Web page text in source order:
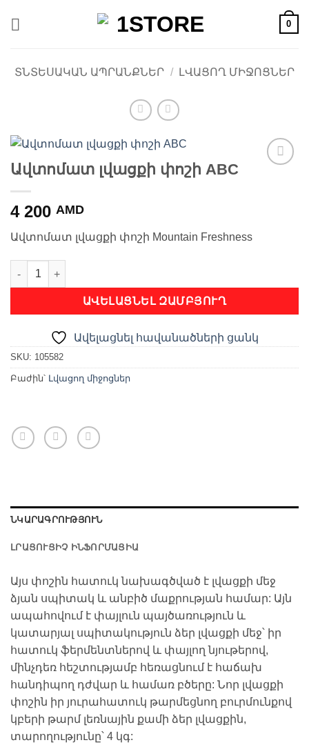
0
ՏՆՏԵՍԱԿԱՆ ԱՊՐԱՆՔՆԵՐ / ԼՎԱՑՈՂ ՄԻՋՈՑՆԵՐ
Ավելացնել
Ավտոմատ լվացքի փոշի ABC
4 200 AMD
Ավտոմատ լվացքի փոշի Mountain Freshness
Ավտոմատ լվացքի փոշի ABC quantity
ԱՎԵԼԱՑՆԵԼ ԶԱՄԲՅՈՒՂ
Ավելացնել հավանածների ցանկ
SKU: 105582
Բաժին՝ Լվացող միջոցներ
ՆԿԱՐԱԳՐՈՒԹՅՈՒՆ
ԼՐԱՑՈՒՑԻՉ ԻՆՖՈՐՄԱՑԻԱ
Այս փոշին հատուկ նախագծված է լվացքի մեջ
ձյան սպիտակ և անբիծ մաքրության համար: Այն
ապահովում է փայլուն պայծառություն և
կատարյալ սպիտակություն ձեր լվացքի մեջ՝ իր
հատուկ ֆերմենտներով և փայլող նյութերով,
մինչդեռ հեշտությամբ հեռացնում է հաճախ
հանդիպող դժվար և համառ բծերը: Նոր լվացքի
փոշին իր յուրահատուկ թարմեցնող բուրմունքով
կբերի թարմ լեռնային քամի ձեր լվացքին,
տարողությունը՝ 4 կգ: